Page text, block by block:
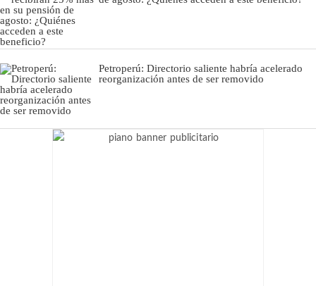
Petroperú: Directorio saliente habría acelerado
reorganización antes de ser removido